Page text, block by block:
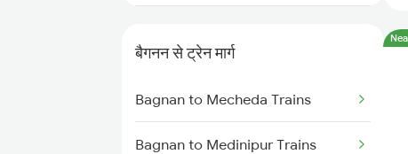
Mumbai to Delhi Trains
बैगनन से ट्रेन मार्ग
Bagnan to Mecheda Trains
Bagnan to Medinipur Trains